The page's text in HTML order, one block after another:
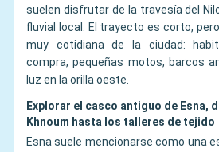
suelen disfrutar de la travesía del
fluvial local. El trayecto es corto,
muy cotidiana de la ciudad:
compra, pequeñas motos, barcos
luz en la orilla oeste.
Explorar el casco antiguo de Esna,
Khnoum hasta los talleres de tejido
Esna suele mencionarse como una